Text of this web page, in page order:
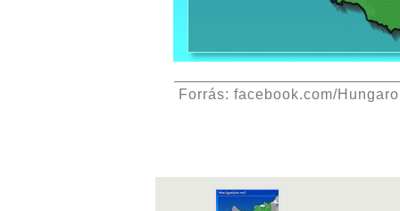
Forrás: facebook.com/